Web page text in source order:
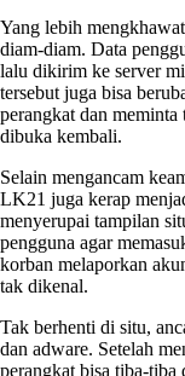
Yang lebih
diam-diam. Data
lalu dikirim ke server
tersebut juga bisa
perangkat dan meminta
dibuka kembali.
Selain mengancam
LK21 juga kerap
menyerupai tampilan
pengguna agar
korban melaporkan
tak dikenal.
Tak berhenti di situ,
dan adware. Setelah
perangkat bisa tiba-tiba